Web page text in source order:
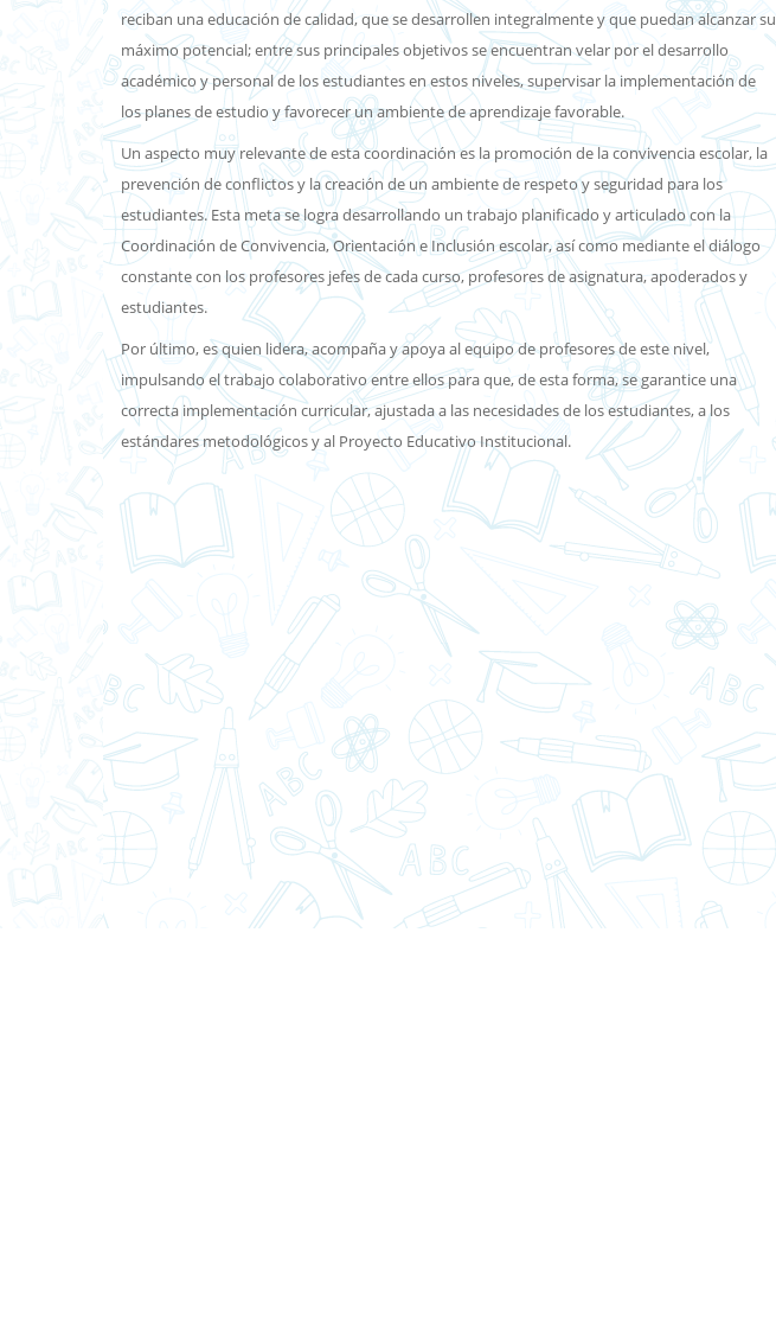
reciban una educación de calidad, que se desarrollen integralmente y que puedan alcanzar su
máximo potencial; entre sus principales objetivos se encuentran velar por el desarrollo
académico y personal de los estudiantes en estos niveles, supervisar la implementación de
los planes de estudio y favorecer un ambiente de aprendizaje favorable.
Un aspecto muy relevante de esta coordinación es la promoción de la convivencia escolar, la
prevención de conflictos y la creación de un ambiente de respeto y seguridad para los
estudiantes. Esta meta se logra desarrollando un trabajo planificado y articulado con la
Coordinación de Convivencia, Orientación e Inclusión escolar, así como mediante el diálogo
constante con los profesores jefes de cada curso, profesores de asignatura, apoderados y
estudiantes.
Por último, es quien lidera, acompaña y apoya al equipo de profesores de este nivel,
impulsando el trabajo colaborativo entre ellos para que, de esta forma, se garantice una
correcta implementación curricular, ajustada a las necesidades de los estudiantes, a los
estándares metodológicos y al Proyecto Educativo Institucional.